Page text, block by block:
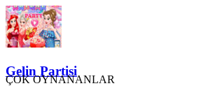
Gelin Partisi
ÇOK OYNANANLAR